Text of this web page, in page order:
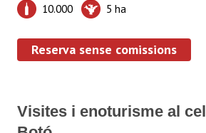
10.000 5 ha
Reserva sense comissions
Visites i enoturisme al